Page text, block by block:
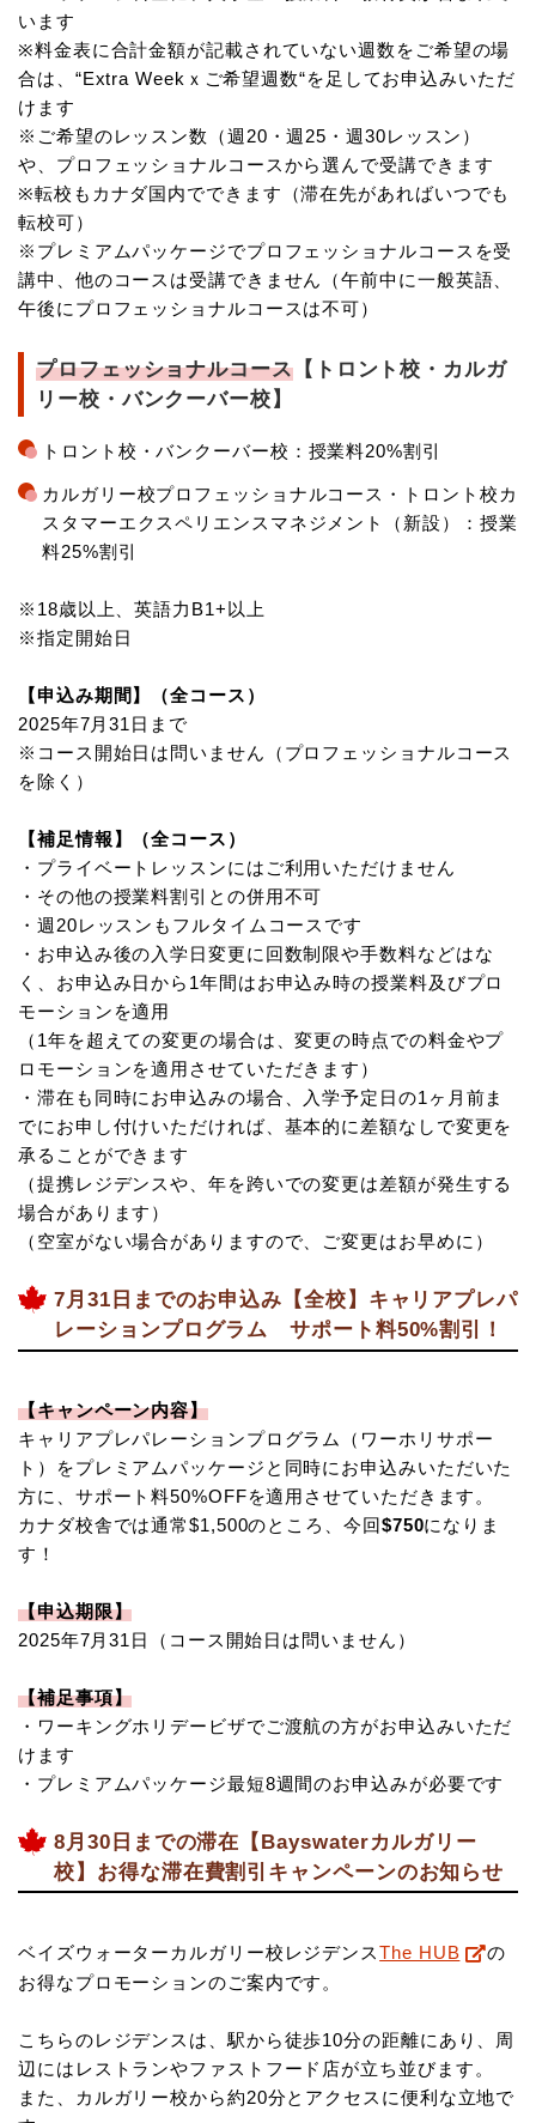
います
※料金表に合計金額が記載されていない週数をご希望の場
合は、“Extra Weekｘご希望週数“を足してお申込みいただ
けます
※ご希望のレッスン数（週20・週25・週30レッスン）
や、プロフェッショナルコースから選んで受講できます
※転校もカナダ国内でできます（滞在先があればいつでも
転校可）
※プレミアムパッケージでプロフェッショナルコースを受
講中、他のコースは受講できません（午前中に一般英語、
午後にプロフェッショナルコースは不可）
プロフェッショナルコース【トロント校・カルガ
リー校・バンクーバー校】
トロント校・バンクーバー校：授業料20%割引
カルガリー校プロフェッショナルコース・トロント校カ
スタマーエクスペリエンスマネジメント（新設）：授業
料25%割引
※18歳以上、英語力B1+以上
※指定開始日
【申込み期間】（全コース）
2025年7月31日まで
※コース開始日は問いません（プロフェッショナルコース
を除く）
【補足情報】（全コース）
・プライベートレッスンにはご利用いただけません
・その他の授業料割引との併用不可
・週20レッスンもフルタイムコースです
・お申込み後の入学日変更に回数制限や手数料などはな
く、お申込み日から1年間はお申込み時の授業料及びプロ
モーションを適用
（1年を超えての変更の場合は、変更の時点での料金やプ
ロモーションを適用させていただきます）
・滞在も同時にお申込みの場合、入学予定日の1ヶ月前ま
でにお申し付けいただければ、基本的に差額なしで変更を
承ることができます
（提携レジデンスや、年を跨いでの変更は差額が発生する
場合があります）
（空室がない場合がありますので、ご変更はお早めに）
7月31日までのお申込み【全校】キャリアプレパ
レーションプログラム サポート料50%割引！
【キャンペーン内容】
キャリアプレパレーションプログラム（ワーホリサポー
ト）をプレミアムパッケージと同時にお申込みいただいた
方に、サポート料50%OFFを適用させていただきます。
カナダ校舎では通常$1,500のところ、今回$750になりま
す！
【申込期限】
2025年7月31日（コース開始日は問いません）
【補足事項】
・ワーキングホリデービザでご渡航の方がお申込みいただ
けます
・プレミアムパッケージ最短8週間のお申込みが必要です
8月30日までの滞在【Bayswaterカルガリー
校】お得な滞在費割引キャンペーンのお知らせ
ベイズウォーターカルガリー校レジデンスThe HUB
の
お得なプロモーションのご案内です。
こちらのレジデンスは、駅から徒歩10分の距離にあり、周
辺にはレストランやファストフード店が立ち並びます。
また、カルガリー校から約20分とアクセスに便利な立地で